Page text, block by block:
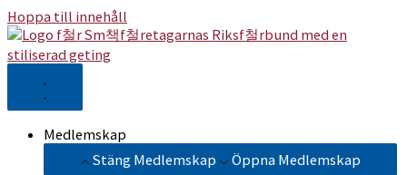
Hoppa till innehåll
Medlemskap
Stäng Medlemskap
Öppna Medlemskap